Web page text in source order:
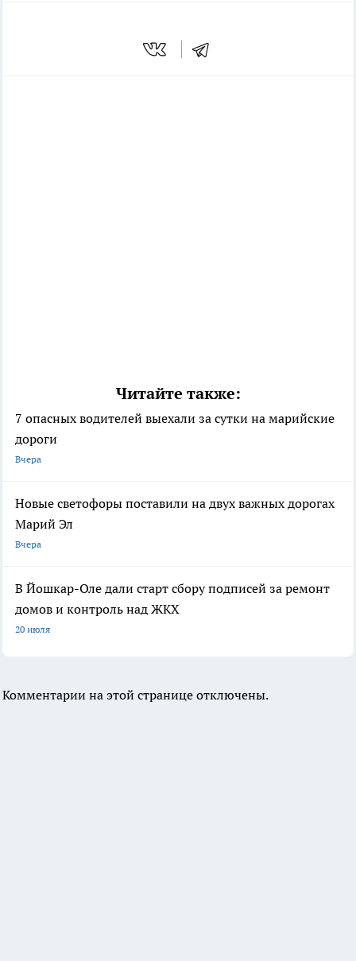
Читайте также:
7 опасных водителей выехали за сутки на марийские
дороги
Вчера
Новые светофоры поставили на двух важных дорогах
Марий Эл
Вчера
В Йошкар-Оле дали старт сбору подписей за ремонт
домов и контроль над ЖКХ
20 июля
Комментарии на этой странице отключены.